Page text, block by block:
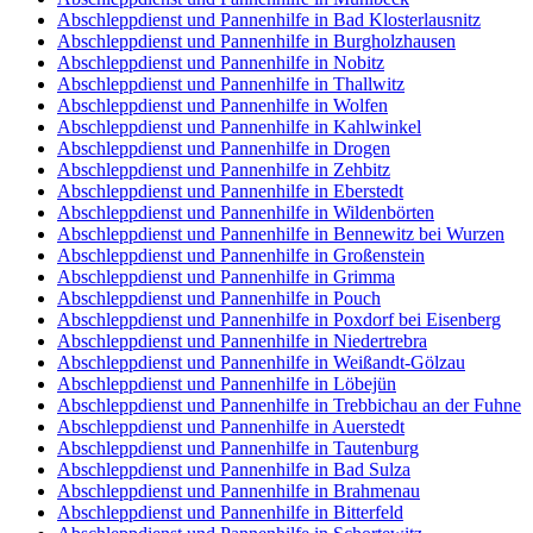
Abschleppdienst und Pannenhilfe in Bad Klosterlausnitz
Abschleppdienst und Pannenhilfe in Burgholzhausen
Abschleppdienst und Pannenhilfe in Nobitz
Abschleppdienst und Pannenhilfe in Thallwitz
Abschleppdienst und Pannenhilfe in Wolfen
Abschleppdienst und Pannenhilfe in Kahlwinkel
Abschleppdienst und Pannenhilfe in Drogen
Abschleppdienst und Pannenhilfe in Zehbitz
Abschleppdienst und Pannenhilfe in Eberstedt
Abschleppdienst und Pannenhilfe in Wildenbörten
Abschleppdienst und Pannenhilfe in Bennewitz bei Wurzen
Abschleppdienst und Pannenhilfe in Großenstein
Abschleppdienst und Pannenhilfe in Grimma
Abschleppdienst und Pannenhilfe in Pouch
Abschleppdienst und Pannenhilfe in Poxdorf bei Eisenberg
Abschleppdienst und Pannenhilfe in Niedertrebra
Abschleppdienst und Pannenhilfe in Weißandt-Gölzau
Abschleppdienst und Pannenhilfe in Löbejün
Abschleppdienst und Pannenhilfe in Trebbichau an der Fuhne
Abschleppdienst und Pannenhilfe in Auerstedt
Abschleppdienst und Pannenhilfe in Tautenburg
Abschleppdienst und Pannenhilfe in Bad Sulza
Abschleppdienst und Pannenhilfe in Brahmenau
Abschleppdienst und Pannenhilfe in Bitterfeld